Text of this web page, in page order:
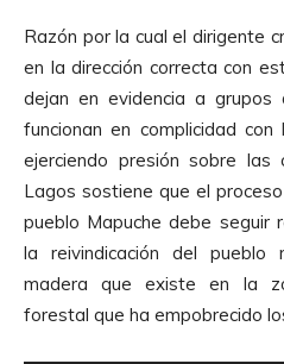
o
r
d
e
A
u
d
i
o
Razón por la cual el dirigente
en la dirección correcta con
dejan en evidencia a grupos
funcionan en complicidad
ejerciendo presión sobre las
Lagos sostiene que el
pueblo Mapuche debe seguir
la reivindicación del
madera que existe en la
forestal que ha empobrecido